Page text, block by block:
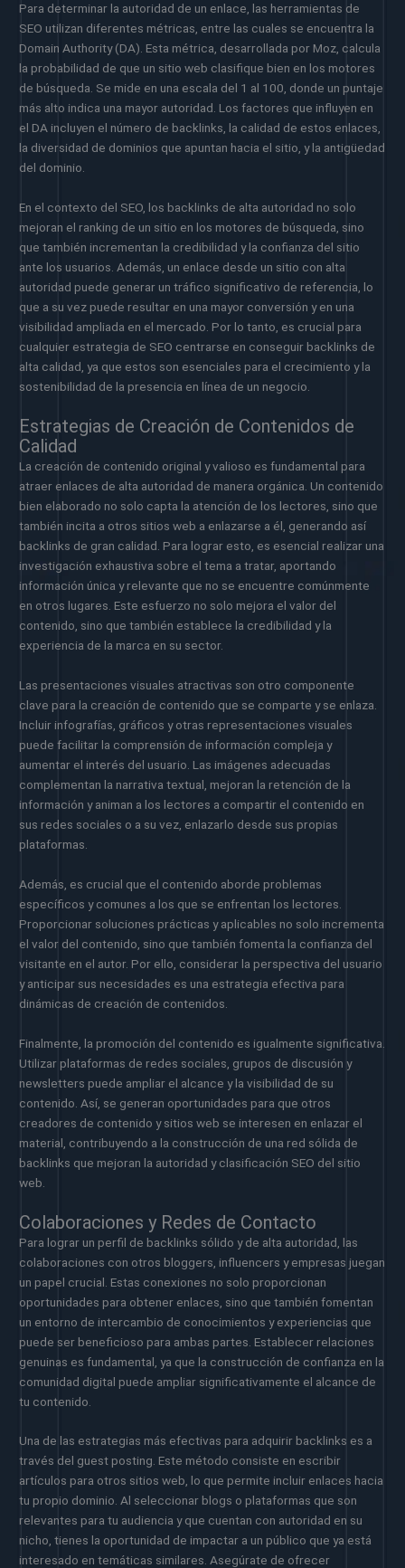
Para determinar la autoridad de un enlace, las herramientas de
SEO utilizan diferentes métricas, entre las cuales se encuentra la
Domain Authority (DA). Esta métrica, desarrollada por Moz, calcula
la probabilidad de que un sitio web clasifique bien en los motores
de búsqueda. Se mide en una escala del 1 al 100, donde un puntaje
más alto indica una mayor autoridad. Los factores que influyen en
el DA incluyen el número de backlinks, la calidad de estos enlaces,
la diversidad de dominios que apuntan hacia el sitio, y la antigüedad
del dominio.
En el contexto del SEO, los backlinks de alta autoridad no solo
mejoran el ranking de un sitio en los motores de búsqueda, sino
que también incrementan la credibilidad y la confianza del sitio
ante los usuarios. Además, un enlace desde un sitio con alta
autoridad puede generar un tráfico significativo de referencia, lo
que a su vez puede resultar en una mayor conversión y en una
visibilidad ampliada en el mercado. Por lo tanto, es crucial para
cualquier estrategia de SEO centrarse en conseguir backlinks de
alta calidad, ya que estos son esenciales para el crecimiento y la
sostenibilidad de la presencia en línea de un negocio.
Estrategias de Creación de Contenidos de
Calidad
La creación de contenido original y valioso es fundamental para
atraer enlaces de alta autoridad de manera orgánica. Un contenido
bien elaborado no solo capta la atención de los lectores, sino que
también incita a otros sitios web a enlazarse a él, generando así
backlinks de gran calidad. Para lograr esto, es esencial realizar una
investigación exhaustiva sobre el tema a tratar, aportando
información única y relevante que no se encuentre comúnmente
en otros lugares. Este esfuerzo no solo mejora el valor del
contenido, sino que también establece la credibilidad y la
experiencia de la marca en su sector.
Las presentaciones visuales atractivas son otro componente
clave para la creación de contenido que se comparte y se enlaza.
Incluir infografías, gráficos y otras representaciones visuales
puede facilitar la comprensión de información compleja y
aumentar el interés del usuario. Las imágenes adecuadas
complementan la narrativa textual, mejoran la retención de la
información y animan a los lectores a compartir el contenido en
sus redes sociales o a su vez, enlazarlo desde sus propias
plataformas.
Además, es crucial que el contenido aborde problemas
específicos y comunes a los que se enfrentan los lectores.
Proporcionar soluciones prácticas y aplicables no solo incrementa
el valor del contenido, sino que también fomenta la confianza del
visitante en el autor. Por ello, considerar la perspectiva del usuario
y anticipar sus necesidades es una estrategia efectiva para
dinámicas de creación de contenidos.
Finalmente, la promoción del contenido es igualmente significativa.
Utilizar plataformas de redes sociales, grupos de discusión y
newsletters puede ampliar el alcance y la visibilidad de su
contenido. Así, se generan oportunidades para que otros
creadores de contenido y sitios web se interesen en enlazar el
material, contribuyendo a la construcción de una red sólida de
backlinks que mejoran la autoridad y clasificación SEO del sitio
web.
Colaboraciones y Redes de Contacto
Para lograr un perfil de backlinks sólido y de alta autoridad, las
colaboraciones con otros bloggers, influencers y empresas juegan
un papel crucial. Estas conexiones no solo proporcionan
oportunidades para obtener enlaces, sino que también fomentan
un entorno de intercambio de conocimientos y experiencias que
puede ser beneficioso para ambas partes. Establecer relaciones
genuinas es fundamental, ya que la construcción de confianza en la
comunidad digital puede ampliar significativamente el alcance de
tu contenido.
Una de las estrategias más efectivas para adquirir backlinks es a
través del guest posting. Este método consiste en escribir
artículos para otros sitios web, lo que permite incluir enlaces hacia
tu propio dominio. Al seleccionar blogs o plataformas que son
relevantes para tu audiencia y que cuentan con autoridad en su
nicho, tienes la oportunidad de impactar a un público que ya está
interesado en temáticas similares. Asegúrate de ofrecer